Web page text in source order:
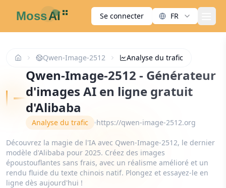
Se connecter FR
Qwen-Image-2512 Analyse du trafic
Qwen-Image-2512 - Générateur
d'images AI en ligne gratuit
d'Alibaba
Analyse du trafic https://qwen-image-2512.org
Découvrez la magie de l'IA avec Qwen-Image-2512, le dernier
modèle d'Alibaba pour 2025. Créez des images
époustouflantes sans frais, avec un réalisme amélioré et un
rendu fluide du texte chinois natif. Plongez et essayez-le en
ligne dès aujourd'hui !